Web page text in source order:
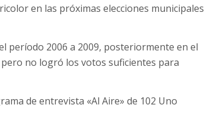
en las próximas elecciones municipales
período 2006 a 2009, posteriormente en el
no logró los votos suficientes para
de entrevista «Al Aire» de 102 Uno